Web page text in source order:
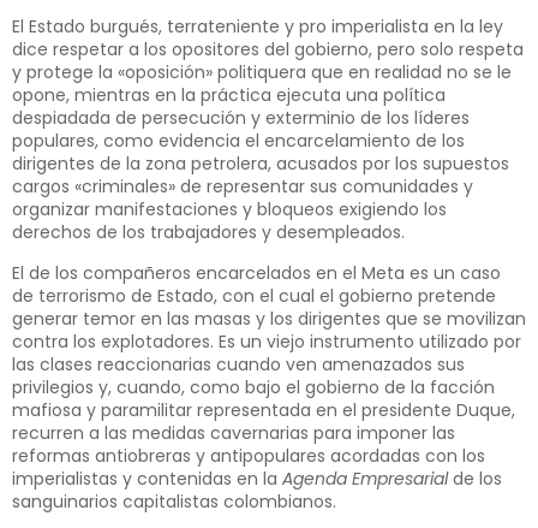
El Estado burgués, terrateniente y pro imperialista en la ley
dice respetar a los opositores del gobierno, pero solo respeta
y protege la «oposición» politiquera que en realidad no se le
opone, mientras en la práctica ejecuta una política
despiadada de persecución y exterminio de los líderes
populares, como evidencia el encarcelamiento de los
dirigentes de la zona petrolera, acusados por los supuestos
cargos «criminales» de representar sus comunidades y
organizar manifestaciones y bloqueos exigiendo los
derechos de los trabajadores y desempleados.
El de los compañeros encarcelados en el Meta es un caso
de terrorismo de Estado, con el cual el gobierno pretende
generar temor en las masas y los dirigentes que se movilizan
contra los explotadores. Es un viejo instrumento utilizado por
las clases reaccionarias cuando ven amenazados sus
privilegios y, cuando, como bajo el gobierno de la facción
mafiosa y paramilitar representada en el presidente Duque,
recurren a las medidas cavernarias para imponer las
reformas antiobreras y antipopulares acordadas con los
imperialistas y contenidas en la Agenda Empresarialde los
sanguinarios capitalistas colombianos.